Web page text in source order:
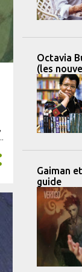
Octavia
(les
Gaiman
guide